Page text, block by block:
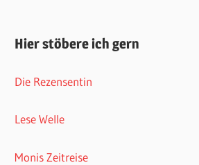
Hier stöbere ich gern
Die Rezensentin
Lese Welle
Monis Zeitreise